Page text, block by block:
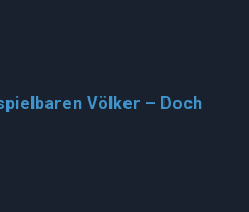
Völker – Doch